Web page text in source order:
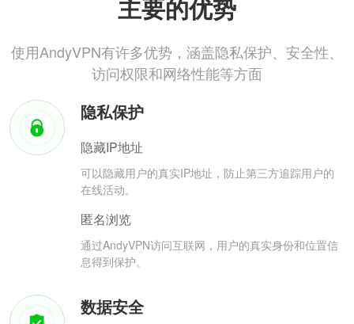
主要的优势
使用AndyVPN有许多优势，涵盖隐私保护、安全性、
访问权限和网络性能等方面
隐私保护
隐藏IP地址
可以隐藏用户的真实IP地址，防止第三方追踪用户的
在线活动。
匿名浏览
通过AndyVPN访问互联网，用户的真实身份和位置信
息得到保护。
数据安全